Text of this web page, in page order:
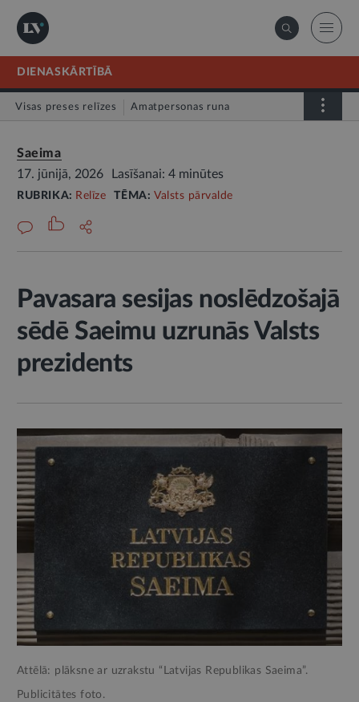
DIENASKĀRTĪBĀ
Visas preses relīzes Amatpersonas runa
Saeima
17. jūnijā, 2026
Lasīšanai: 4 minūtes
RUBRIKA: Relīze TĒMA:Valsts pārvalde
Pavasara sesijas noslēdzošajā
sēdē Saeimu uzrunās Valsts
prezidents
Attēlā: plāksne ar uzrakstu “Latvijas Republikas Saeima”.
Publicitātes foto.